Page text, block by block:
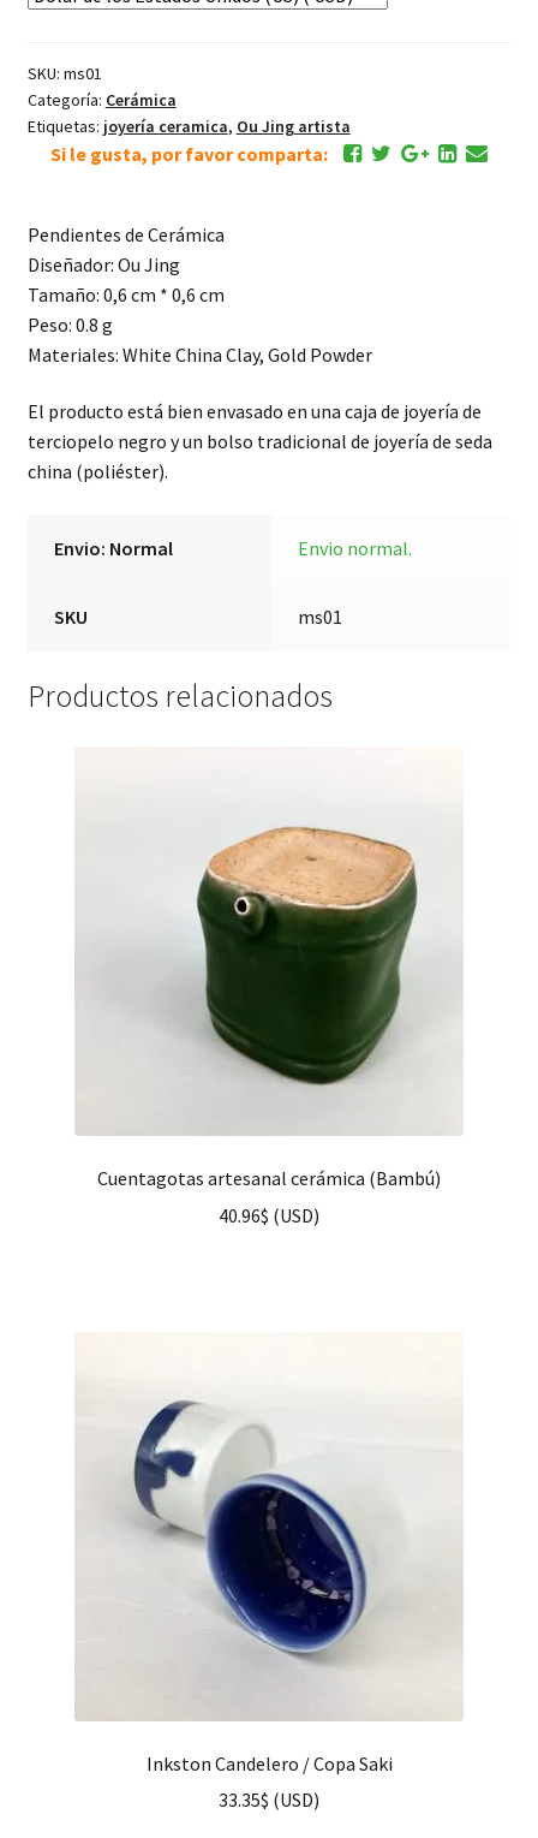
cantidad
SKU: ms01
Categoría: Cerámica
Etiquetas: joyería ceramica, Ou Jing artista
Si le gusta, por favor comparta:
Pendientes de Cerámica
Diseñador: Ou Jing
Tamaño: 0,6 cm * 0,6 cm
Peso: 0.8 g
Materiales: White China Clay, Gold Powder
El producto está bien envasado en una caja de joyería de
terciopelo negro y un bolso tradicional de joyería de seda
china (poliéster).
Envio: Normal Envio normal.
SKU ms01
Productos relacionados
Cuentagotas artesanal cerámica (Bambú)
40.96$ (USD)
Inkston Candelero / Copa Saki
33.35$ (USD)